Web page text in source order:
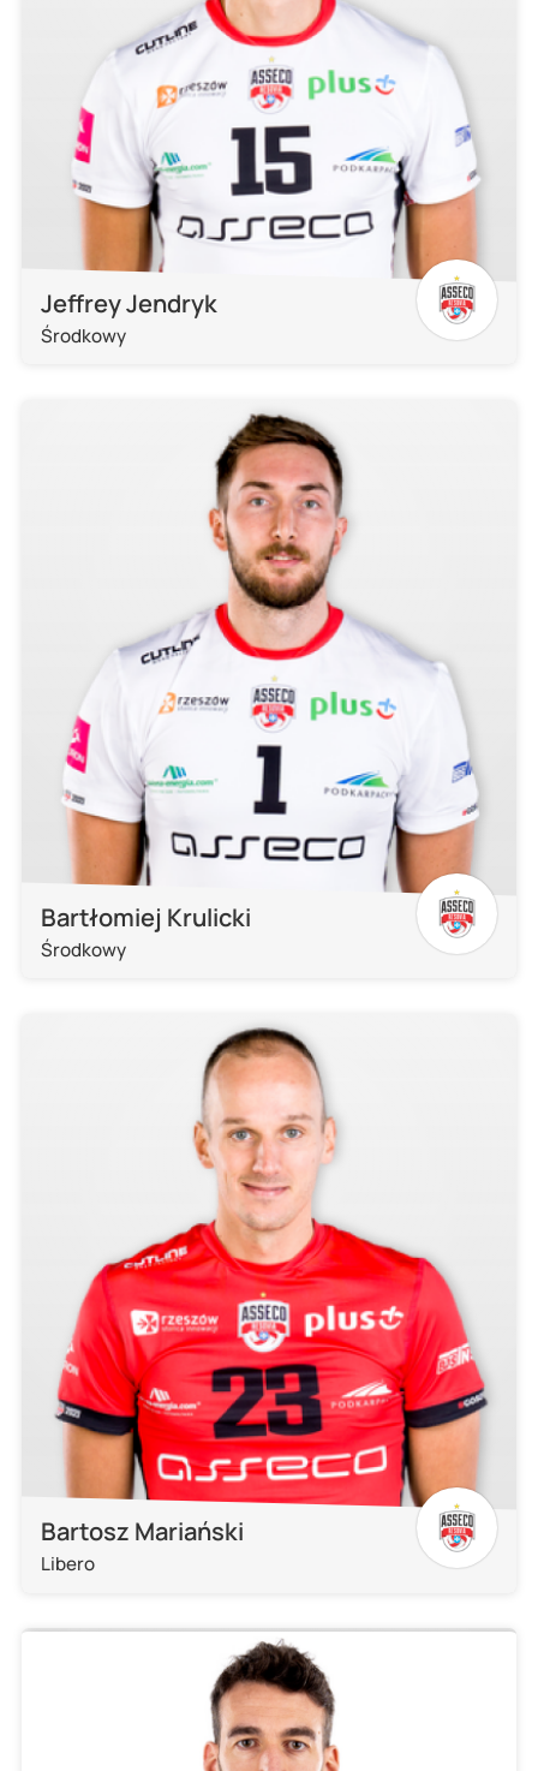
Jeffrey Jendryk
Środkowy
Bartłomiej Krulicki
Środkowy
Bartosz Mariański
Libero